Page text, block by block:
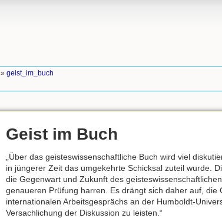
»geist_im_buch
Geist im Buch
„Über das geisteswissenschaftliche Buch wird viel
in jüngerer Zeit das umgekehrte Schicksal zuteil wurde.
die Gegenwart und Zukunft des
genaueren Prüfung harren. Es drängt sich daher auf,
internationalen Arbeitsgesprächs an der Humboldt-
Versachlichung der Diskussion zu leisten.“